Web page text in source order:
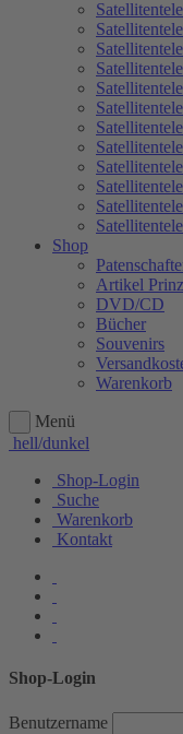
Shop
Artikel
DVD/CD
Bücher
Souvenirs
Warenkorb
Menü
hell/dunkel
Shop-Login
Suche
Warenkorb
Kontakt
Shop-Login
Benutzername